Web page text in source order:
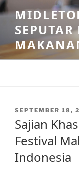
Skip
to
content
POSTED
SEPTEMBER 18,
Sajian
Festival
Indonesia